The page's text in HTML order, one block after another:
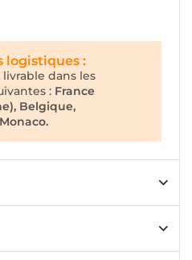
logistiques :
dans les
: France
Belgique,